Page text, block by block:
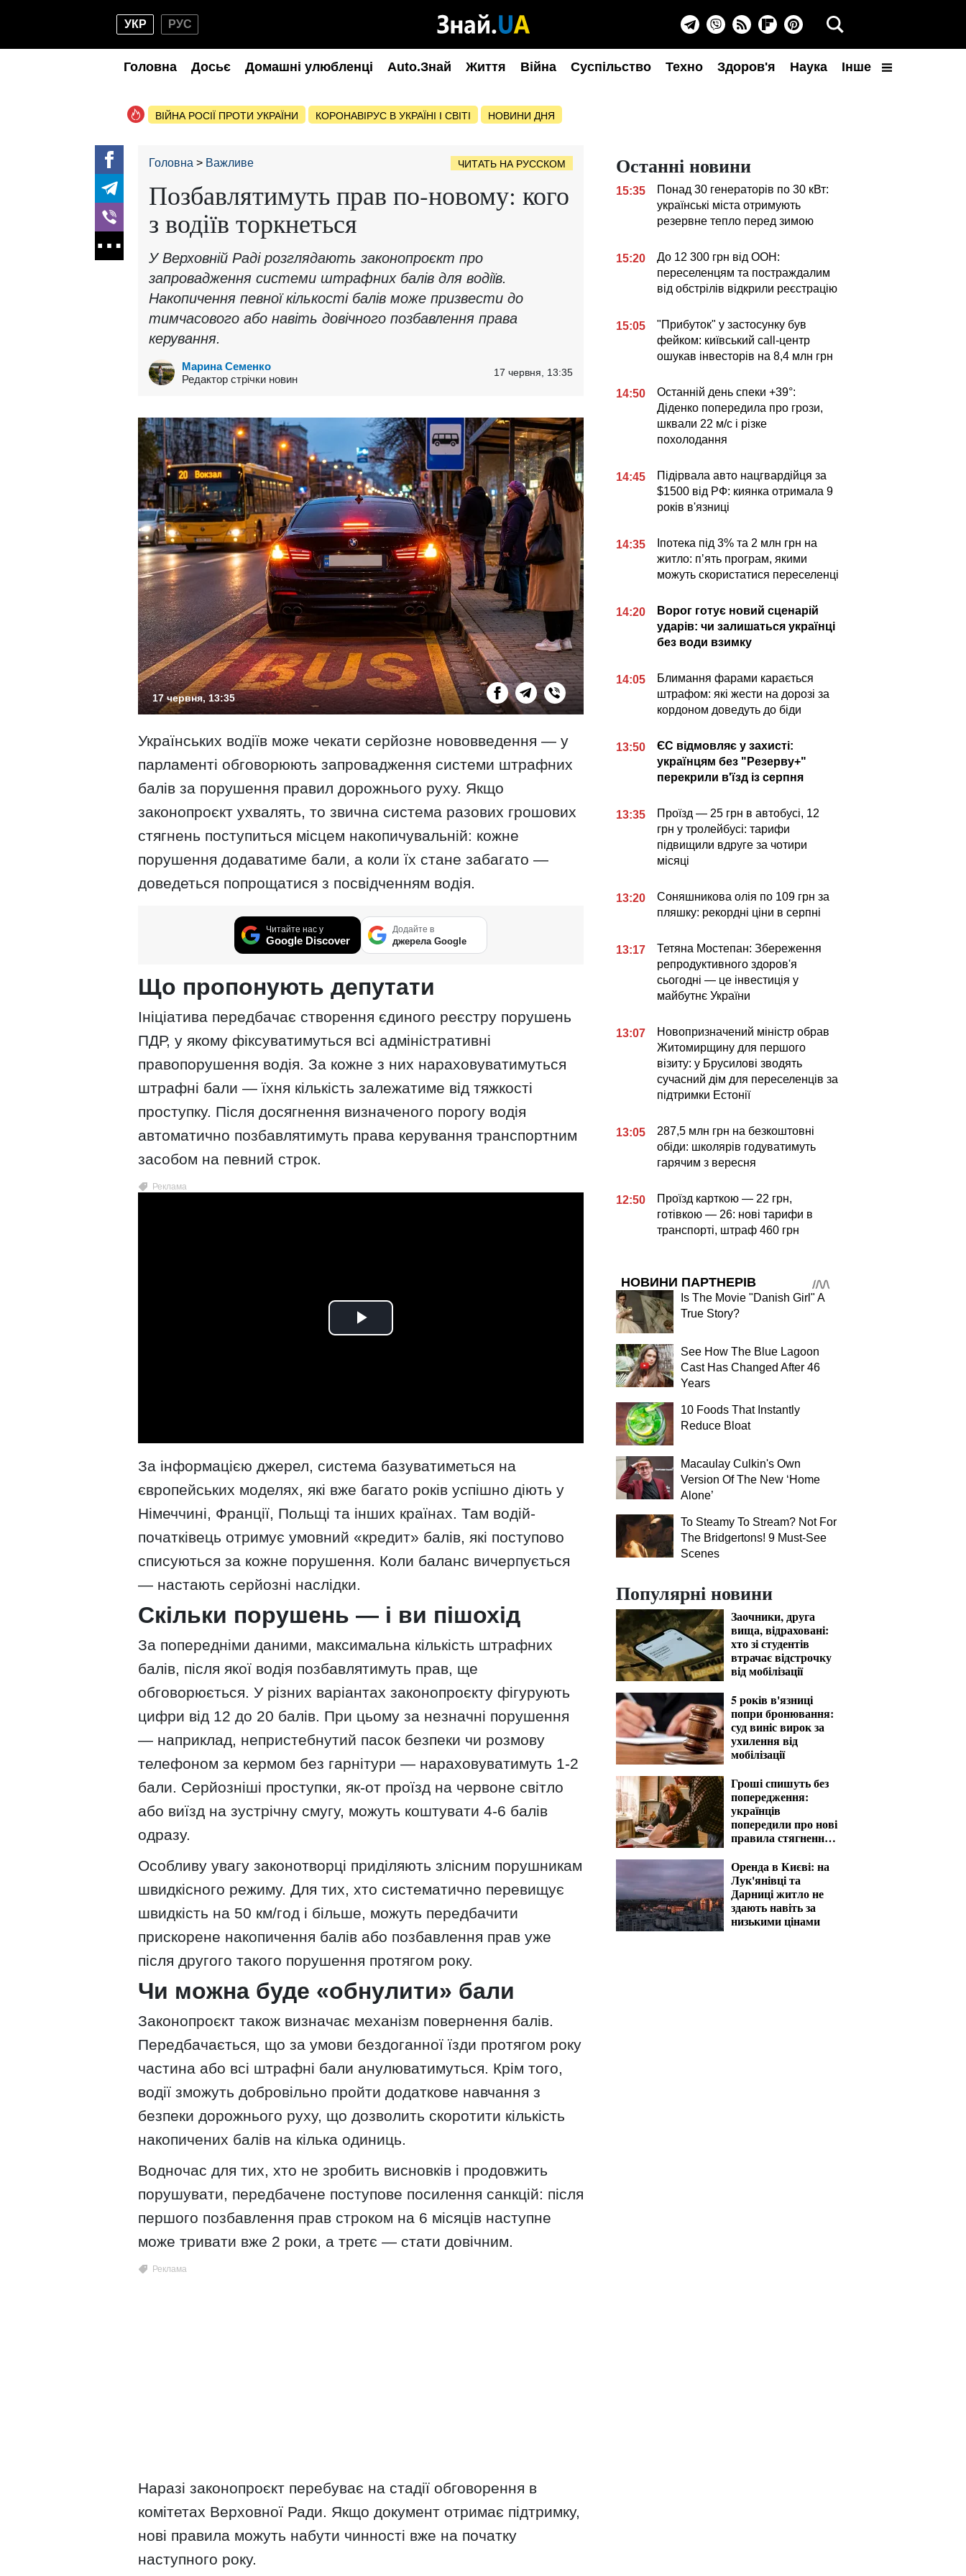
УКР РУС
Головна Досьє Домашні улюбленці Auto.Знай Життя Війна Суспільство Техно Здоров'я Наука Інше
ВІЙНА РОСІЇ ПРОТИ УКРАЇНИ КОРОНАВІРУС В УКРАЇНІ І СВІТІ НОВИНИ ДНЯ
Головна Важливе ЧИТАТЬ НА РУССКОМ
Позбавлятимуть прав по-новому: кого
з водіїв торкнеться
У Верховній Раді розглядають законопроєкт про
запровадження системи штрафних балів для водіїв.
Накопичення певної кількості балів може призвести до
тимчасового або навіть довічного позбавлення права
керування.
Марина Семенко
Редактор стрічки новин
17 червня, 13:35
17 червня, 13:35
Українських водіїв може чекати серйозне нововведення — у
парламенті обговорюють запровадження системи штрафних
балів за порушення правил дорожнього руху. Якщо
законопроєкт ухвалять, то звична система разових грошових
стягнень поступиться місцем накопичувальній: кожне
порушення додаватиме бали, а коли їх стане забагато —
доведеться попрощатися з посвідченням водія.
Читайте нас у
Google Discover
Додайте в
джерела Google
Що пропонують депутати
Ініціатива передбачає створення єдиного реєстру порушень
ПДР, у якому фіксуватимуться всі адміністративні
правопорушення водія. За кожне з них нараховуватимуться
штрафні бали — їхня кількість залежатиме від тяжкості
проступку. Після досягнення визначеного порогу водія
автоматично позбавлятимуть права керування транспортним
засобом на певний строк.
За інформацією джерел, система базуватиметься на
європейських моделях, які вже багато років успішно діють у
Німеччині, Франції, Польщі та інших країнах. Там водій-
початківець отримує умовний «кредит» балів, які поступово
списуються за кожне порушення. Коли баланс вичерпується
— настають серйозні наслідки.
Скільки порушень — і ви пішохід
За попередніми даними, максимальна кількість штрафних
балів, після якої водія позбавлятимуть прав, ще
обговорюється. У різних варіантах законопроєкту фігурують
цифри від 12 до 20 балів. При цьому за незначні порушення
— наприклад, непристебнутий пасок безпеки чи розмову
телефоном за кермом без гарнітури — нараховуватимуть 1-2
бали. Серйозніші проступки, як-от проїзд на червоне світло
або виїзд на зустрічну смугу, можуть коштувати 4-6 балів
одразу.
Особливу увагу законотворці приділяють злісним порушникам
швидкісного режиму. Для тих, хто систематично перевищує
швидкість на 50 км/год і більше, можуть передбачити
прискорене накопичення балів або позбавлення прав уже
після другого такого порушення протягом року.
Чи можна буде «обнулити» бали
Законопроєкт також визначає механізм повернення балів.
Передбачається, що за умови бездоганної їзди протягом року
частина або всі штрафні бали анулюватимуться. Крім того,
водії зможуть добровільно пройти додаткове навчання з
безпеки дорожнього руху, що дозволить скоротити кількість
накопичених балів на кілька одиниць.
Водночас для тих, хто не зробить висновків і продовжить
порушувати, передбачене поступове посилення санкцій: після
першого позбавлення прав строком на 6 місяців наступне
може тривати вже 2 роки, а третє — стати довічним.
Наразі законопроєкт перебуває на стадії обговорення в
комітетах Верховної Ради. Якщо документ отримає підтримку,
нові правила можуть набути чинності вже на початку
наступного року.
Останні новини
15:35
Понад 30 генераторів по 30 кВт:
українські міста отримують
резервне тепло перед зимою
15:20
До 12 300 грн від ООН:
переселенцям та постраждалим
від обстрілів відкрили реєстрацію
15:05
"Прибуток" у застосунку був
фейком: київський call-центр
ошукав інвесторів на 8,4 млн грн
14:50
Останній день спеки +39°:
Діденко попередила про грози,
шквали 22 м/с і різке
похолодання
14:45
Підірвала авто нацгвардійця за
$1500 від РФ: киянка отримала 9
років в'язниці
14:35
Іпотека під 3% та 2 млн грн на
житло: пʼять програм, якими
можуть скористатися переселенці
14:20
Ворог готує новий сценарій
ударів: чи залишаться українці
без води взимку
14:05
Блимання фарами карається
штрафом: які жести на дорозі за
кордоном доведуть до біди
13:50
ЄС відмовляє у захисті:
українцям без "Резерву+"
перекрили в'їзд із серпня
13:35
Проїзд — 25 грн в автобусі, 12
грн у тролейбусі: тарифи
підвищили вдруге за чотири
місяці
13:20
Соняшникова олія по 109 грн за
пляшку: рекордні ціни в серпні
13:17
Тетяна Мостепан: Збереження
репродуктивного здоров'я
сьогодні — це інвестиція у
майбутнє України
13:07
Новопризначений міністр обрав
Житомирщину для першого
візиту: у Брусилові зводять
сучасний дім для переселенців за
підтримки Естонії
13:05
287,5 млн грн на безкоштовні
обіди: школярів годуватимуть
гарячим з вересня
12:50
Проїзд карткою — 22 грн,
готівкою — 26: нові тарифи в
транспорті, штраф 460 грн
НОВИНИ ПАРТНЕРІВ
Is The Movie "Danish Girl" A
True Story?
See How The Blue Lagoon
Cast Has Changed After 46
Years
10 Foods That Instantly
Reduce Bloat
Macaulay Culkin's Own
Version Of The New ‘Home
Alone’
To Steamy To Stream? Not For
The Bridgertons! 9 Must-See
Scenes
Популярні новини
Заочники, друга
вища, відраховані:
хто зі студентів
втрачає відстрочку
від мобілізації
5 років в'язниці
попри бронювання:
суд виніс вирок за
ухилення від
мобілізації
Гроші спишуть без
попередження:
українців
попередили про нові
правила стягнення
Оренда в Києві: на
Лук'янівці та
Дарниці житло не
здають навіть за
низькими цінами